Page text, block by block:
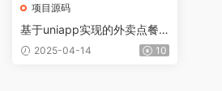
项目源码
基于uniapp实现的外卖点餐
小程序（项目源码+开发文
2025-04-14 10